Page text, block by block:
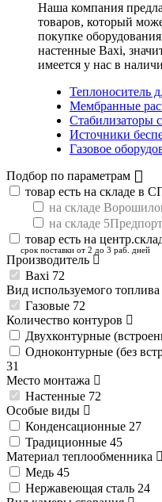
Наша компания
товаров, который
покупке оборудования
настенные Baxi,
имеется у нас в
Теплоноситель
Мембранные
Стабилизаторы
Источники
Газовое
Подбор по параметрам
товар есть на складе в
на складе
на складе
товар есть на
срок поставки от 2 до 3 раб. дней
Производитель
Baxi 72
Вид используемого топлива
Газовые 72
Количество контуров
Двухконтурные
Одноконтурные (без
31
Место монтажа
Настенные 72
Особые виды
Конденсационные 27
Традиционные 45
Материал теплообменника
Медь 45
Нержавеющая сталь 24